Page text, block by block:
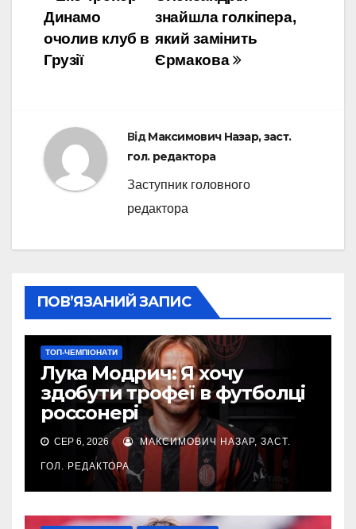
записів
знайшла голкіпера,
який замінить
Єрмакова
Динамо
очолив клуб в
Грузії
ВідМаксимович Назар, заст.
гол. редактора
Заступник головного
редактора
ПОВ’ЯЗАНИЙ ЗАПИС
ТОП-ЧЕМПІОНАТИ
Лука Модрич: Я хочу
здобути трофеї в футболці
россонері
СЕР 6, 2026 МАКСИМОВИЧ НАЗАР, ЗАСТ.
ГОЛ. РЕДАКТОРА